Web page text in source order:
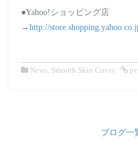
●Yahoo!ショッピング店
→ http://
News, Smooth Skin Cover
ブログ一